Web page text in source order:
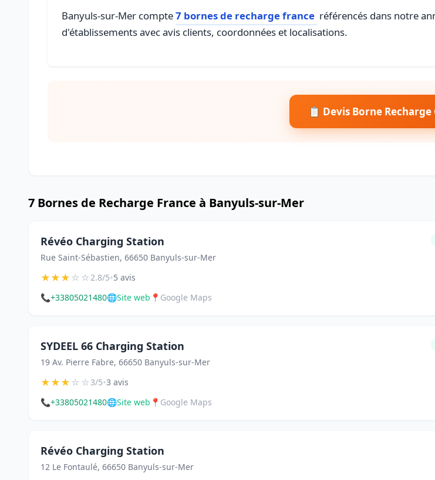
Banyuls-sur-Mer compte7 bornes de recharge france référencés dans notre
d'établissements avec avis clients, coordonnées et localisations.
📋 Devis Borne
7 Bornes de Recharge France à Banyuls-sur-Mer
Révéo Charging Station
Rue Saint-Sébastien, 66650 Banyuls-sur-Mer
★★★☆☆2.8/5•5 avis
📞+33805021480🌐Site web 📍 Google Maps
SYDEEL 66 Charging Station
19 Av. Pierre Fabre, 66650 Banyuls-sur-Mer
★★★☆☆3/5•3 avis
📞+33805021480🌐Site web 📍 Google Maps
Révéo Charging Station
12 Le Fontaulé, 66650 Banyuls-sur-Mer